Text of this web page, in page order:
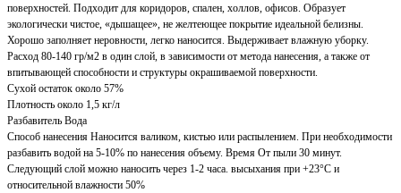
поверхностей. Подходит для коридоров, спален, холлов, офисов. Образует
экологически чистое, «дышащее», не желтеющее покрытие идеальной белизны.
Хорошо заполняет неровности, легко наносится. Выдерживает влажную уборку.
Расход 80-140 гр/м2 в один слой, в зависимости от метода нанесения, а также от
впитывающей способности и структуры окрашиваемой поверхности.
Сухой остаток около 57%
Плотность около 1,5 кг/л
Разбавитель Вода
Способ нанесения Наносится валиком, кистью или распылением. При необходимости
разбавить водой на 5-10% по нанесения объему. Время От пыли 30 минут.
Следующий слой можно наносить через 1-2 часа. высыхания при +23°С и
относительной влажности 50%